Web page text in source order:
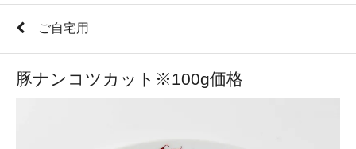
ご自宅用
豚ナンコツカット※100g価格